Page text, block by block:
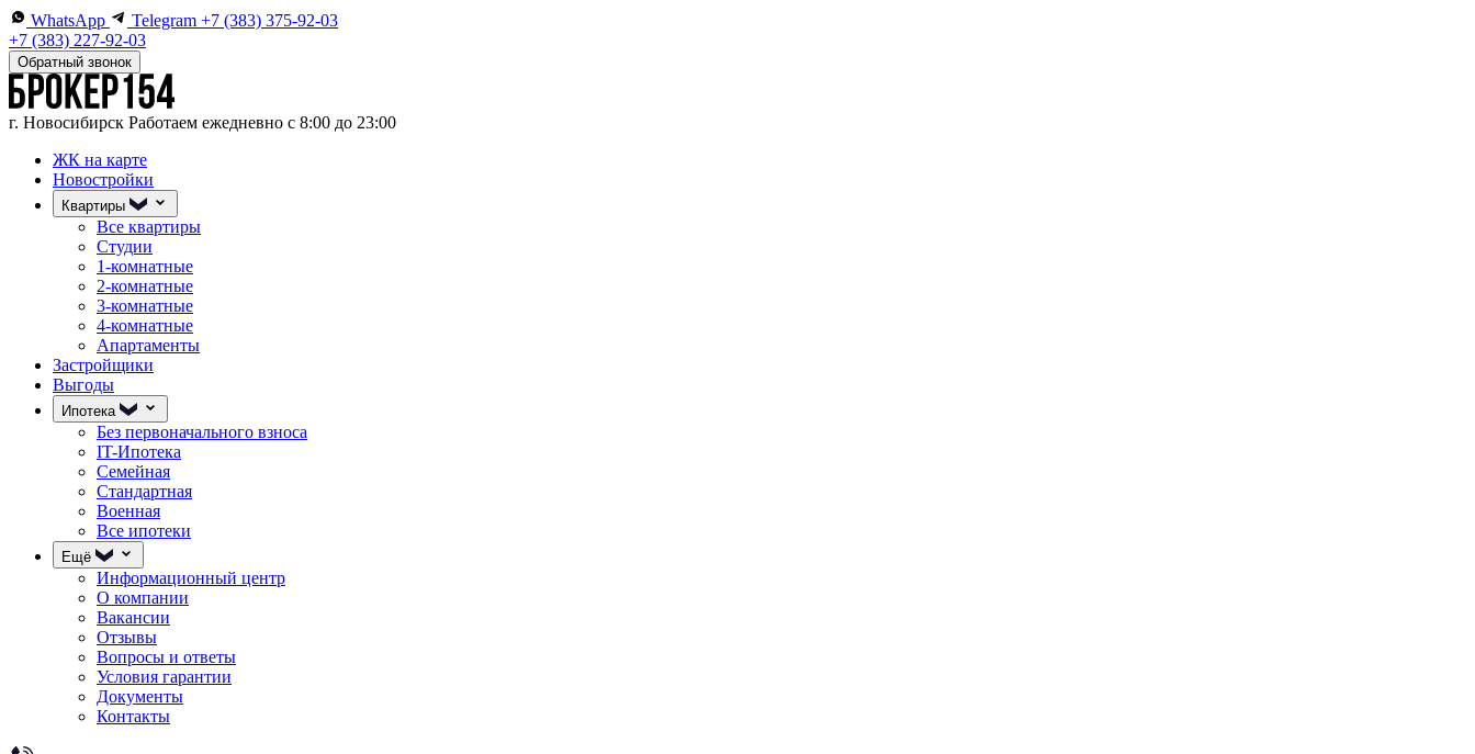
WhatsApp Telegram +7 (383) 375-92-03
+7 (383) 227-92-03
Обратный звонок
г. Новосибирск Работаем ежедневно с 8:00 до 23:00
ЖК на карте
Новостройки
Квартиры
Все квартиры
Студии
1-комнатные
2-комнатные
3-комнатные
4-комнатные
Апартаменты
Застройщики
Выгоды
Ипотека
Без первоначального взноса
IT-Ипотека
Семейная
Стандартная
Военная
Все ипотеки
Ещё
Информационный центр
О компании
Вакансии
Отзывы
Вопросы и ответы
Условия гарантии
Документы
Контакты